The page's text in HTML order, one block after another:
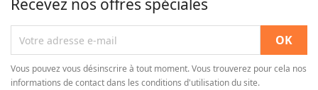
Recevez nos offres spéciales
Vous pouvez vous désinscrire à tout moment. Vous trouverez pour cela nos
informations de contact dans les conditions d'utilisation du site.